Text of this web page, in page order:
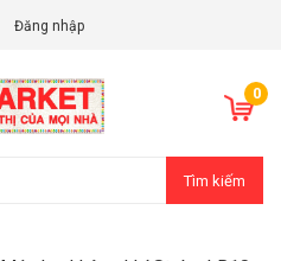
Đăng nhập
0
Tìm kiếm